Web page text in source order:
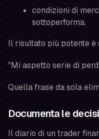
condizioni di
sottoperforma.
Il risultato più potente è
"Mi aspetto serie di
Quella frase da sola
Documenta le
Il diario di un trader